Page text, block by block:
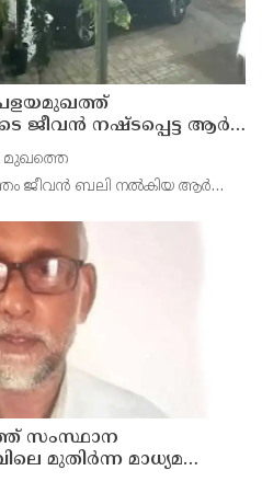
ജീവൻ നഷ്ടപ്പെട്ട ആർ.
അനാദരവ്
മുഖത്തെ
ജീവൻ ബലി നൽകിയ ആർ
സംസ്ഥാന
മുതിർന്ന മാധ്യമ